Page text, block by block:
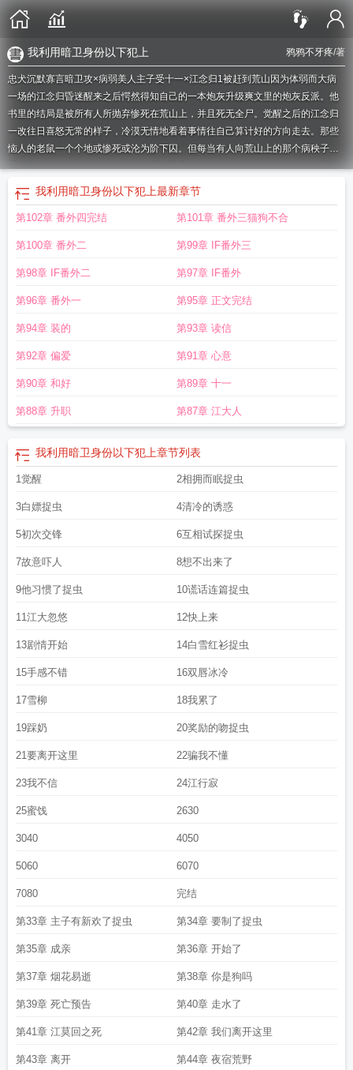
鸦鸦不牙疼/著
我利用暗卫身份以下犯上
忠犬沉默寡言暗卫攻×病弱美人主子受十一×江念归1被赶到荒山因为体弱而大病
一场的江念归昏迷醒来之后愕然得知自己的一本炮灰升级爽文里的炮灰反派。他
书里的结局是被所有人所抛弃惨死在荒山上，并且死无全尸。觉醒之后的江念归
一改往日喜怒无常的样子，冷漠无情地看着事情往自己算计好的方向走去。那些
恼人的老鼠一个个地或惨死或沦为阶下囚。但每当有人向荒山上的那个病秧子下
手的时候，总会有一个身形高大的黑衣男子毫不留情地把他们斩杀在剑下。而自
男子身后走出来的江念归脸色苍白，嘴角带着一抹残忍的笑。“扔到后山去喂狼。”
2一直跟在身边不为外人所知的暗卫到死也不忘把自己主人的尸骨揽进怀里。觉醒
之后的江念归满脸病弱，葱白带着冷香的指尖轻轻滑过对方苍白布满了伤痕的肌
下的单薄身骨。沉默寡言只知道命令的暗卫这才知道，原来外表病弱清冷的主
人，也会双眸含泪两眼通红。3十一发现自己主人突然变了，不再对他非打即骂，
似血，像极了话本里食人精气的妖怪。主人无情似有情地攀附着他，眉梢眼角流
转着诱惑。“他们说你是我最忠心的狗？嗯？”十一虔诚地俯下身：“属下为您，至
犯上(苏三酒)暗卫以下犯上笔趣阁免费阅读暗卫他总是以下犯上讲了什么
想以下犯上 暗卫以下犯上(训诫文) 暗卫总想以下犯上免费阅读
犯上笔趣阁暗卫天天以下犯上 暗卫他以下犯上 觉醒后被暗卫以下犯上笔趣
阁暗卫以下犯上怎么惩罚暗卫他总是以下犯上暗卫他总是以下犯上笔趣阁
以下犯上结局 觉醒后暗卫以下犯上笔趣阁觉醒后被暗卫以下犯上全文免费阅
读暗卫他总是以下犯上在线阅读免费 觉醒后被暗卫以下犯上了鸦鸦不牙疼
想以下犯上 准了 重生暗卫
暗卫他总是以下犯上花祁落
我利用暗卫身份以下犯上最新章节
第102章 番外四完结 第101章 番外三猫狗不合
第100章 番外二 第99章 IF番外三
第98章 IF番外二 第97章 IF番外
第96章 番外一 第95章 正文完结
第94章 装的 第93章 读信
第92章 偏爱 第91章 心意
第90章 和好 第89章 十一
第88章 升职 第87章 江大人
我利用暗卫身份以下犯上章节列表
1觉醒 2相拥而眠捉虫
3白嫖捉虫 4清冷的诱惑
5初次交锋 6互相试探捉虫
7故意吓人 8想不出来了
9他习惯了捉虫 10谎话连篇捉虫
11江大忽悠 12快上来
13剧情开始 14白雪红衫捉虫
15手感不错 16双唇冰冷
17雪柳 18我累了
19踩奶 20奖励的吻捉虫
21要离开这里 22骗我不懂
23我不信 24江行寂
25蜜饯 2630
3040 4050
5060 6070
7080 完结
第33章 主子有新欢了捉虫 第34章 要制了捉虫
第35章 成亲 第36章 开始了
第37章 烟花易逝 第38章 你是狗吗
第39章 死亡预告 第40章 走水了
第41章 江莫回之死 第42章 我们离开这里
第43章 离开 第44章 夜宿荒野